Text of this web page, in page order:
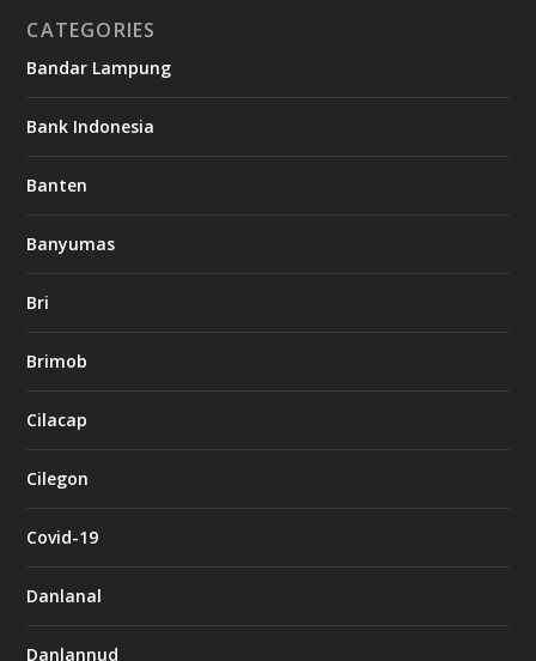
CATEGORIES
Bandar Lampung
Bank Indonesia
Banten
Banyumas
Bri
Brimob
Cilacap
Cilegon
Covid-19
Danlanal
Danlannud